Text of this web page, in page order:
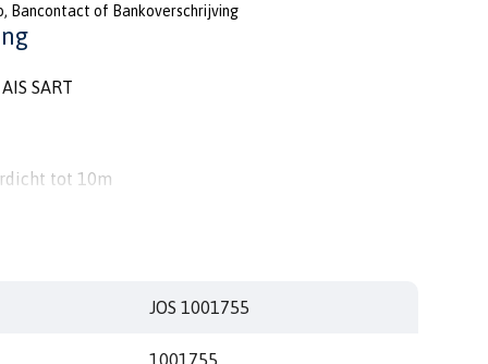
Bancontact of Bankoverschrijving
SART
tot 10m
JOS 1001755
1001755